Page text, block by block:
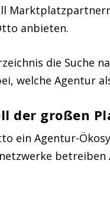
anbieten.
die Suche
welche Agentur
der großen
ein Agentur-